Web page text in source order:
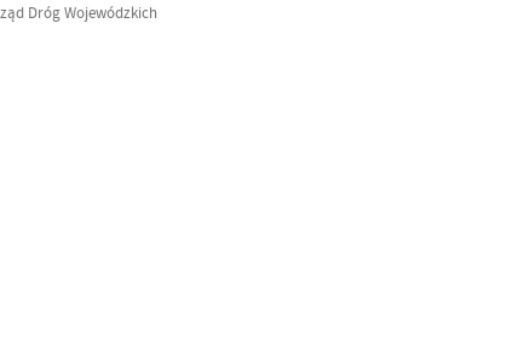
Dróg Wojewódzkich